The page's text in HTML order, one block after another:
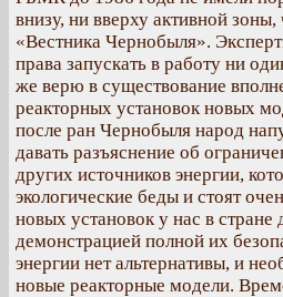
внизу, ни вверху активной
«Вестника Чернобыля».
права запускать в работу ни
же верю в существование
реакторных установок новых
после ран Чернобыля народ
давать разъяснение об
других источников энергии,
экологические беды и стоят
новых установок у нас в
демонстрацией полной их
энергии нет альтернативы, и
новые реакторные модели.